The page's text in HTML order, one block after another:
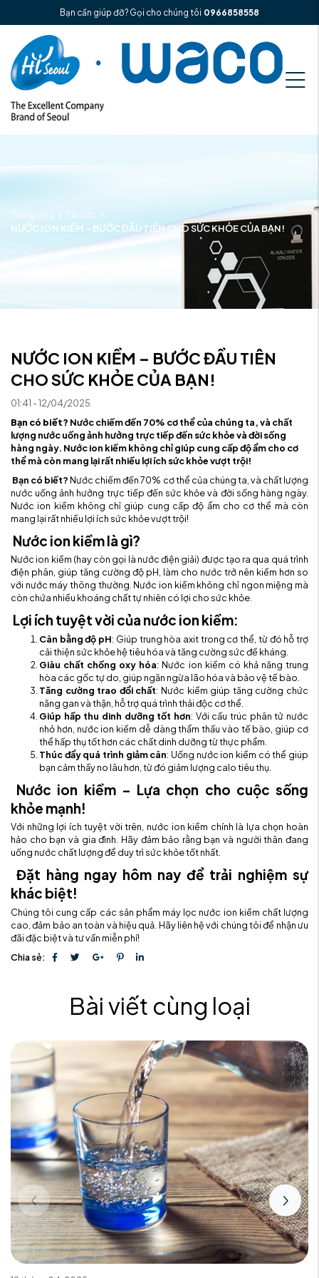
Bạn cần giúp đỡ? Gọi cho chúng tôi 0966858558
Trang chủ
Tin tức
NƯỚC ION KIỀM – BƯỚC ĐẦU TIÊN CHO SỨC KHỎE CỦA BẠN!
NƯỚC ION KIỀM – BƯỚC ĐẦU TIÊN
CHO SỨC KHỎE CỦA BẠN!
01:41 - 12/04/2025
Bạn có biết? Nước chiếm đến 70% cơ thể của chúng ta, và chất
lượng nước uống ảnh hưởng trực tiếp đến sức khỏe và đời sống
hàng ngày. Nước ion kiềm không chỉ giúp cung cấp độ ẩm cho cơ
thể mà còn mang lại rất nhiều lợi ích sức khỏe vượt trội!
Bạn có biết? Nước chiếm đến 70% cơ thể của chúng ta, và chất lượng
nước uống ảnh hưởng trực tiếp đến sức khỏe và đời sống hàng ngày.
Nước ion kiềm không chỉ giúp cung cấp độ ẩm cho cơ thể mà còn
mang lại rất nhiều lợi ích sức khỏe vượt trội!
Nước ion kiềm là gì?
Nước ion kiềm (hay còn gọi là nước điện giải) được tạo ra qua quá trình
điện phân, giúp tăng cường độ pH, làm cho nước trở nên kiềm hơn so
với nước máy thông thường. Nước ion kiềm không chỉ ngon miệng mà
còn chứa nhiều khoáng chất tự nhiên có lợi cho sức khỏe.
Lợi ích tuyệt vời của nước ion kiềm:
Cân bằng độ pH: Giúp trung hòa axit trong cơ thể, từ đó hỗ trợ
cải thiện sức khỏe hệ tiêu hóa và tăng cường sức đề kháng.
Giàu chất chống oxy hóa: Nước ion kiềm có khả năng trung
hòa các gốc tự do, giúp ngăn ngừa lão hóa và bảo vệ tế bào.
Tăng cường trao đổi chất: Nước kiềm giúp tăng cường chức
năng gan và thận, hỗ trợ quá trình thải độc cơ thể.
Giúp hấp thu dinh dưỡng tốt hơn: Với cấu trúc phân tử nước
nhỏ hơn, nước ion kiềm dễ dàng thẩm thấu vào tế bào, giúp cơ
thể hấp thụ tốt hơn các chất dinh dưỡng từ thực phẩm.
Thúc đẩy quá trình giảm cân: Uống nước ion kiềm có thể giúp
bạn cảm thấy no lâu hơn, từ đó giảm lượng calo tiêu thụ.
Nước ion kiềm – Lựa chọn cho cuộc sống
khỏe mạnh!
Với những lợi ích tuyệt vời trên, nước ion kiềm chính là lựa chọn hoàn
hảo cho bạn và gia đình. Hãy đảm bảo rằng bạn và người thân đang
uống nước chất lượng để duy trì sức khỏe tốt nhất.
Đặt hàng ngay hôm nay để trải nghiệm sự
khác biệt!
Chúng tôi cung cấp các sản phẩm máy lọc nước ion kiềm chất lượng
cao, đảm bảo an toàn và hiệu quả. Hãy liên hệ với chúng tôi để nhận ưu
đãi đặc biệt và tư vấn miễn phí!
Chia sẻ:
Bài viết cùng loại